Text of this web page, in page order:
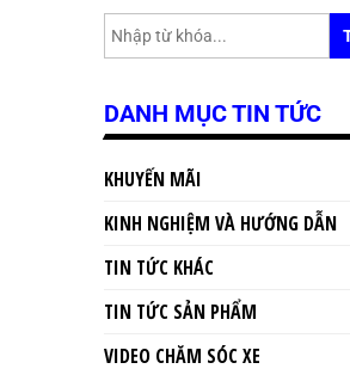
DANH MỤC TIN TỨC
KHUYẾN MÃI
KINH NGHIỆM VÀ HƯỚNG DẪN
TIN TỨC KHÁC
TIN TỨC SẢN PHẨM
VIDEO CHĂM SÓC XE